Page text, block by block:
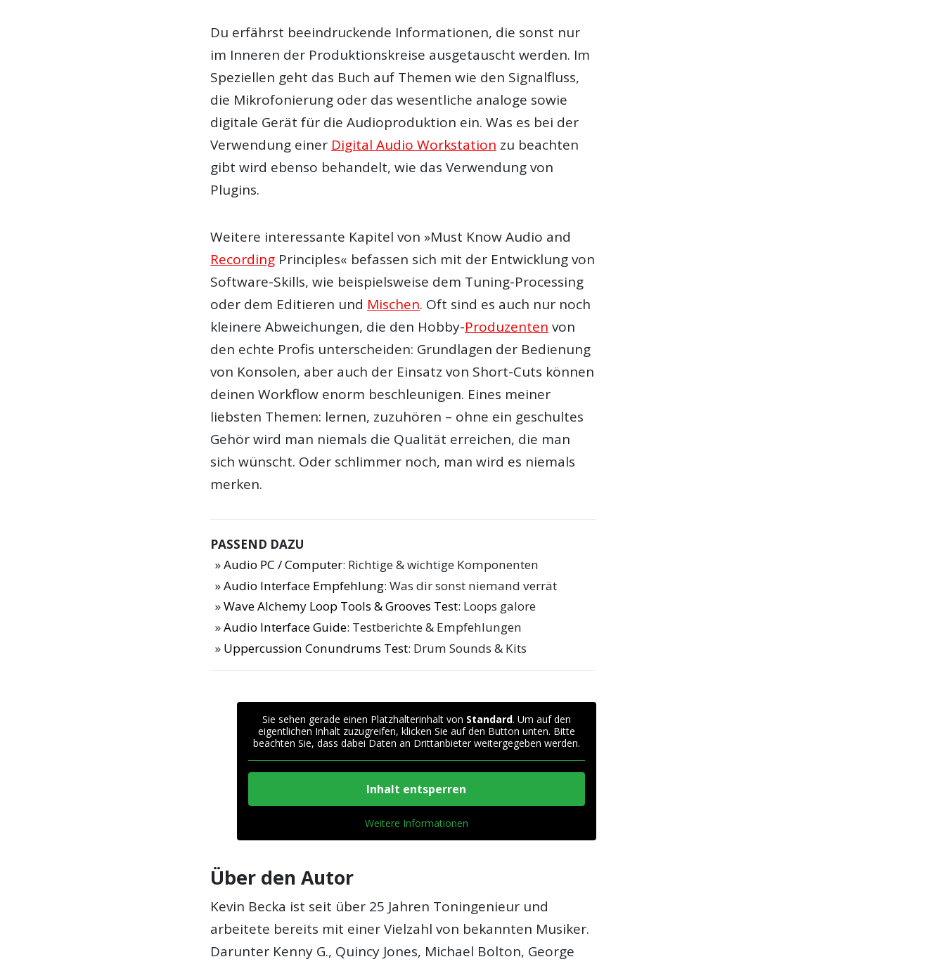
Du erfährst beeindruckende Informationen, die sonst nur
im Inneren der Produktionskreise ausgetauscht werden. Im
Speziellen geht das Buch auf Themen wie den Signalfluss,
die Mikrofonierung oder das wesentliche analoge sowie
digitale Gerät für die Audioproduktion ein. Was es bei der
Verwendung einer Digital Audio Workstation zu beachten
gibt wird ebenso behandelt, wie das Verwendung von
Plugins.
Weitere interessante Kapitel von »Must Know Audio and
Recording Principles« befassen sich mit der Entwicklung von
Software-Skills, wie beispielsweise dem Tuning-Processing
oder dem Editieren und Mischen. Oft sind es auch nur noch
kleinere Abweichungen, die den Hobby-Produzenten von
den echte Profis unterscheiden: Grundlagen der Bedienung
von Konsolen, aber auch der Einsatz von Short-Cuts können
deinen Workflow enorm beschleunigen. Eines meiner
liebsten Themen: lernen, zuzuhören – ohne ein geschultes
Gehör wird man niemals die Qualität erreichen, die man
sich wünscht. Oder schlimmer noch, man wird es niemals
merken.
PASSEND DAZU
Audio PC / Computer: Richtige & wichtige Komponenten
Audio Interface Empfehlung: Was dir sonst niemand verrät
Wave Alchemy Loop Tools & Grooves Test: Loops galore
Audio Interface Guide: Testberichte & Empfehlungen
Uppercussion Conundrums Test: Drum Sounds & Kits
Sie sehen gerade einen Platzhalterinhalt von Standard. Um auf den
eigentlichen Inhalt zuzugreifen, klicken Sie auf den Button unten. Bitte
beachten Sie, dass dabei Daten an Drittanbieter weitergegeben werden.
Inhalt entsperren
Weitere Informationen
Über den Autor
Kevin Becka ist seit über 25 Jahren Toningenieur und
arbeitete bereits mit einer Vielzahl von bekannten Musiker.
Darunter Kenny G., Quincy Jones, Michael Bolton, George